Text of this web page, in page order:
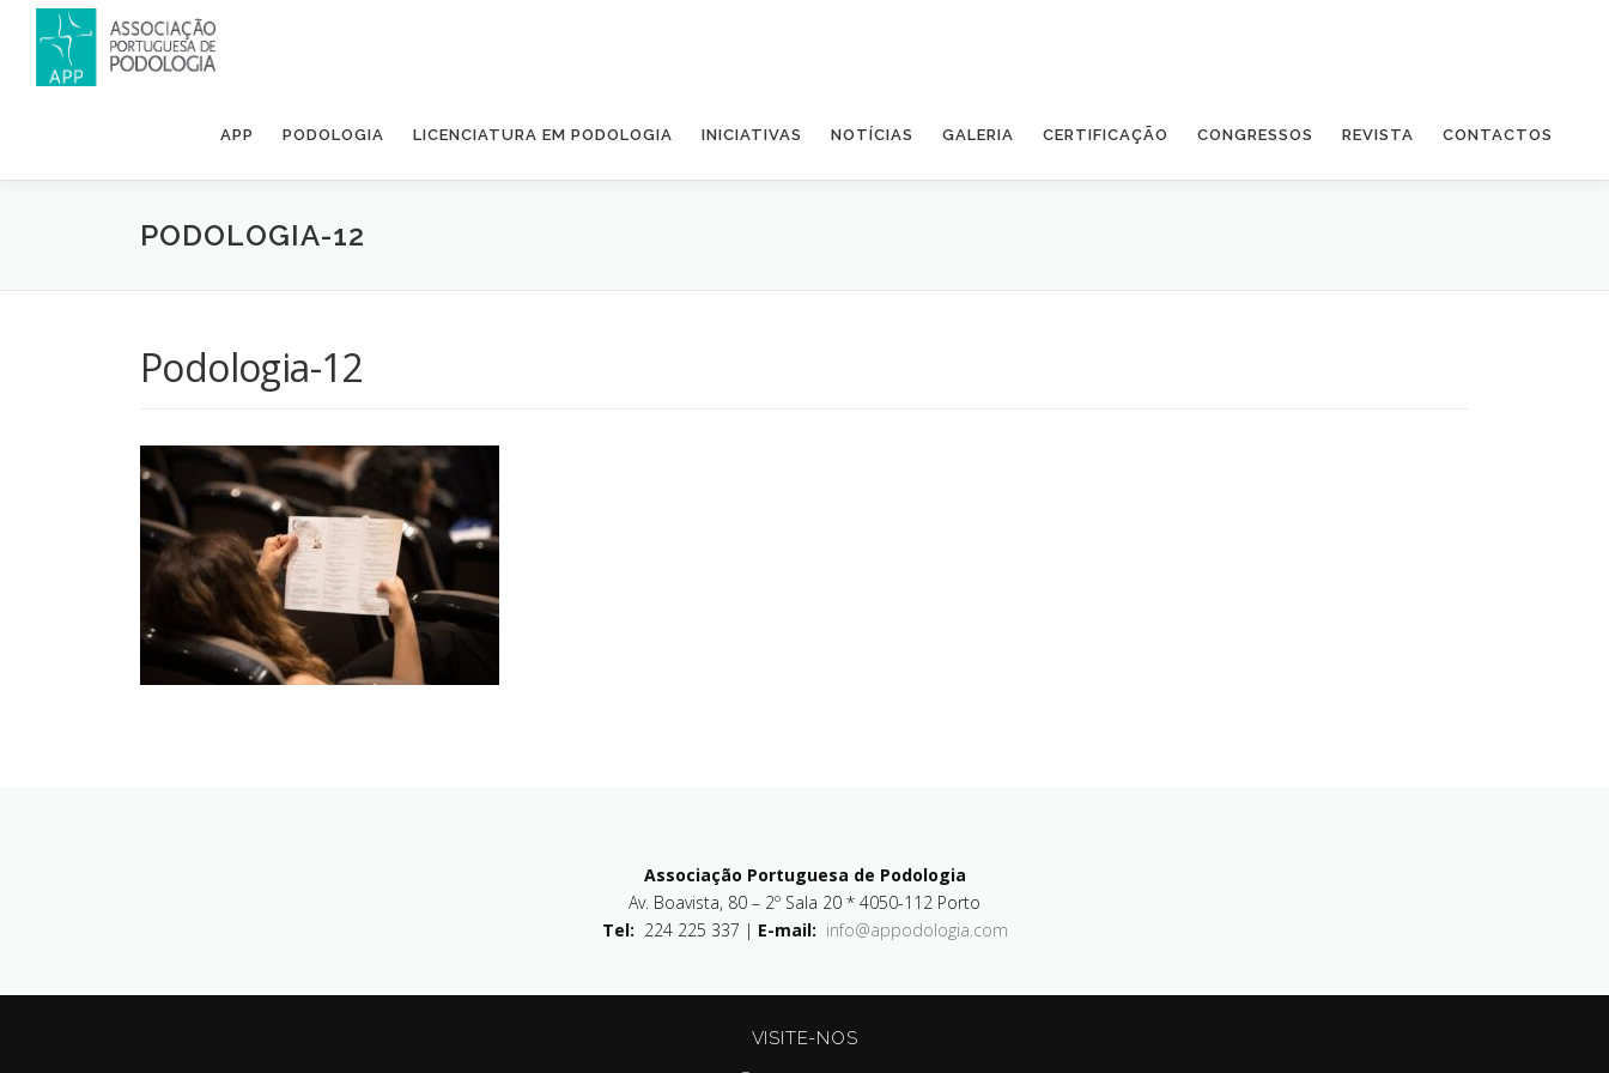
APP PODOLOGIA LICENCIATURA EM PODOLOGIA INICIATIVAS NOTÍCIAS GALERIA CERTIFICAÇÃO CONGRESSOS REVISTA CONTACTOS
PODOLOGIA-12
Podologia-12
Associação Portuguesa de Podologia
Av. Boavista, 80 – 2º Sala 20 * 4050-112 Porto
Tel: 224 225 337 | E-mail: info@appodologia.com
VISITE-NOS